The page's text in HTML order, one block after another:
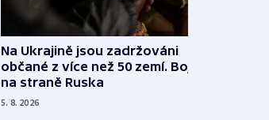
Na Ukrajině jsou zadržováni
občané z více než 50 zemí. Bojovali
na straně Ruska
5. 8. 2026